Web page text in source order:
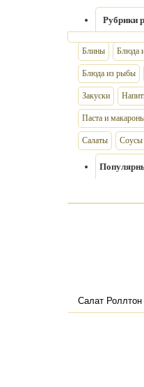
Рубрики
Блины Блюда
Блюда из рыбы
Закуски
Паста и
Салаты Соусы
Салат Роллтон